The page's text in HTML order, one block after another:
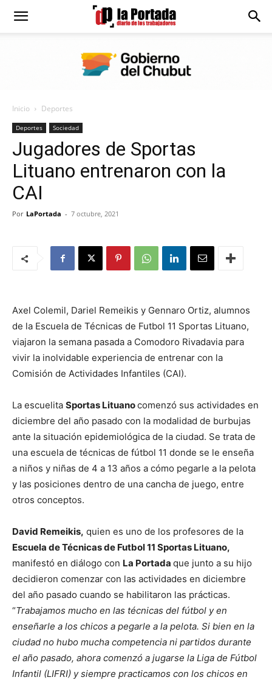
Diario
Portada
Inicio Deportes
Deportes Sociedad
Jugadores de Sportas
Lituano entrenaron con la
CAI
Por LaPortada - 7 octubre, 2021
Axel Colemil, Dariel Remeikis y Gennaro Ortiz, alumnos
de la Escuela de Técnicas de Futbol 11 Sportas Lituano,
viajaron la semana pasada a Comodoro Rivadavia para
vivir la inolvidable experiencia de entrenar con la
Comisión de Actividades Infantiles (CAI).
La escuelita Sportas Lituanocomenzó sus actividades en
diciembre del año pasado con la modalidad de burbujas
ante la situación epidemiológica de la ciudad. Se trata de
una escuela de técnicas de fútbol 11 donde se le enseña
a niños y niñas de 4 a 13 años a cómo pegarle a la pelota
y las posiciones dentro de una cancha de juego, entre
otros conceptos.
David Remeikis, quien es uno de los profesores de la
Escuela de Técnicas de Futbol 11 Sportas Lituano,
manifestó en diálogo con La Portada que junto a su hijo
decidieron comenzar con las actividades en diciembre
del año pasado cuando se habilitaron las prácticas.
“Trabajamos mucho en las técnicas del fútbol y en
enseñarle a los chicos a pegarle a la pelota. Si bien en la
ciudad no hubo mucha competencia ni partidos durante
el año pasado, ahora comenzó a jugarse la Liga de Fútbol
Infantil (LIFRI) y siempre practicamos con los chicos en